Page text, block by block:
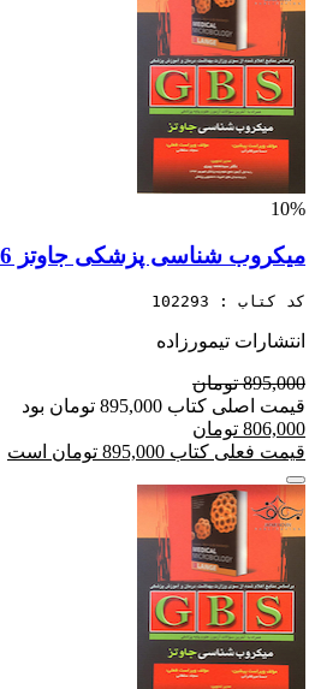
10%
میکروب شناسی پزشکی جاوتز 2016 GBS
کد کتاب : 102293
انتشارات تیمورزاده
895,000 تومان
قیمت اصلی کتاب 895,000 تومان بود
806,000 تومان
قیمت فعلی کتاب 895,000 تومان است